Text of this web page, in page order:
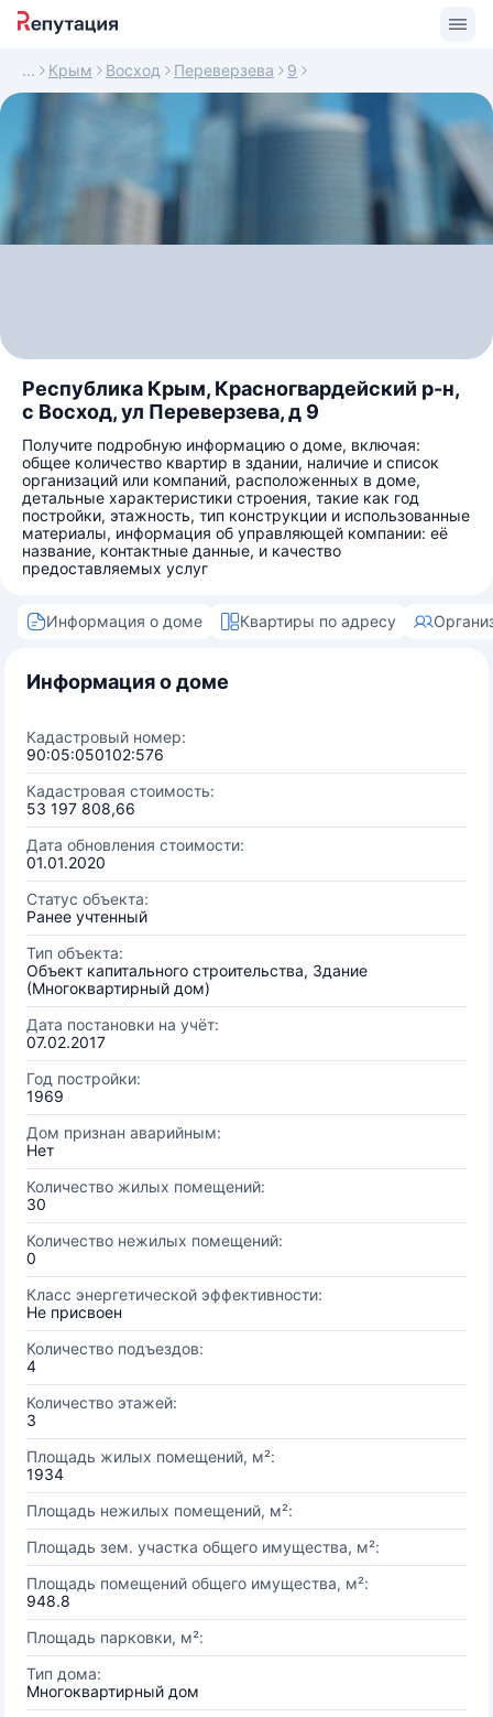
Крым Восход Переверзева 9
Республика Крым, Красногвардейский р-н,
с Восход, ул Переверзева, д 9
Получите подробную информацию о доме, включая:
общее количество квартир в здании, наличие и список
организаций или компаний, расположенных в доме,
детальные характеристики строения, такие как год
постройки, этажность, тип конструкции и использованные
материалы, информация об управляющей компании: её
название, контактные данные, и качество
предоставляемых услуг
Информация о доме Квартиры по адресу
Информация о доме
Кадастровый номер:
90:05:050102:576
Кадастровая стоимость:
53 197 808,66
Дата обновления стоимости:
01.01.2020
Статус объекта:
Ранее учтенный
Тип объекта:
Объект капитального строительства, Здание
(Многоквартирный дом)
Дата постановки на учёт:
07.02.2017
Год постройки:
1969
Дом признан аварийным:
Нет
Количество жилых помещений:
30
Количество нежилых помещений:
0
Класс энергетической эффективности:
Не присвоен
Количество подъездов:
4
Количество этажей:
3
Площадь жилых помещений, м²:
1934
Площадь нежилых помещений, м²:
Площадь зем. участка общего имущества, м²:
Площадь помещений общего имущества, м²:
948.8
Площадь парковки, м²:
Тип дома:
Многоквартирный дом